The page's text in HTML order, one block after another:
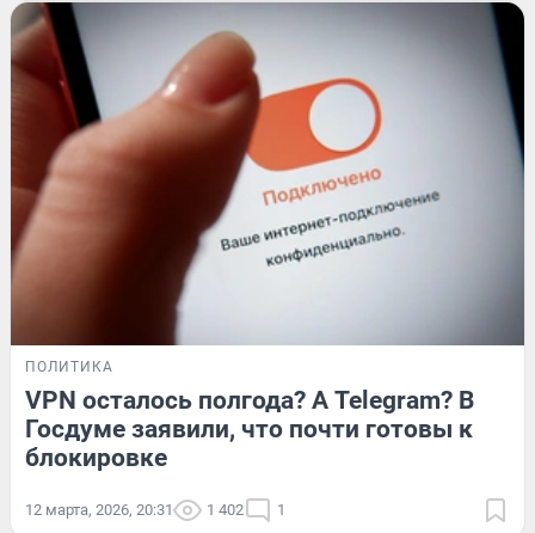
ПОЛИТИКА
VPN осталось полгода? А Telegram? В
Госдуме заявили, что почти готовы к
блокировке
12 марта, 2026, 20:31 1 402 1